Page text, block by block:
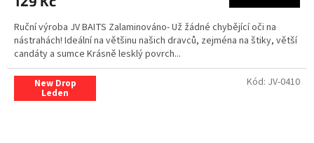
Ruční výroba JV BAITS Zalaminováno- Už žádné chybějící oči na
nástrahách! Ideální na většinu našich dravců, zejména na štiky, větší
candáty a sumce Krásně lesklý povrch...
New Drop
Leden
Kód: JV-0410